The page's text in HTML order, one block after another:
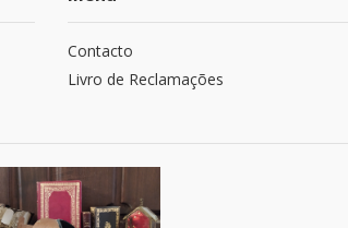
Contacto
Livro de Reclamações